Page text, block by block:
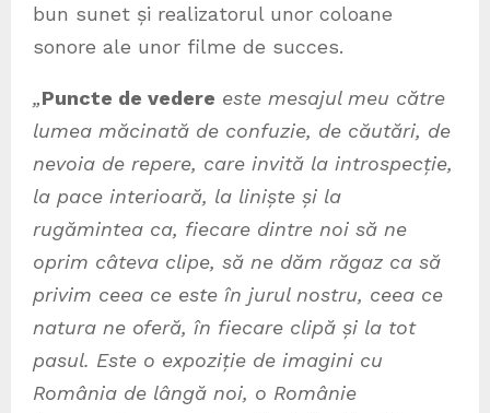
bun sunet și realizatorul unor coloane
sonore ale unor filme de succes.
„Puncte de vedere este mesajul meu către
lumea măcinată de confuzie, de căutări, de
nevoia de repere, care invită la introspecție,
la pace interioară, la liniște și la
rugămintea ca, fiecare dintre noi să ne
oprim câteva clipe, să ne dăm răgaz ca să
privim ceea ce este în jurul nostru, ceea ce
natura ne oferă, în fiecare clipă și la tot
pasul. Este o expoziție de imagini cu
România de lângă noi, o Românie